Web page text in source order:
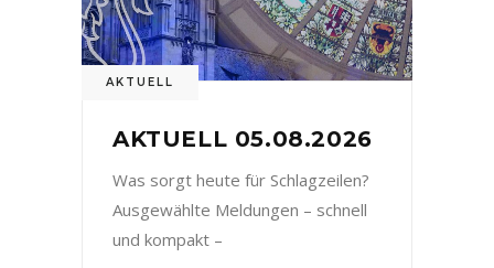
AKTUELL
AKTUELL 05.08.2026
Was sorgt heute für Schlagzeilen?
Ausgewählte Meldungen – schnell
und kompakt –